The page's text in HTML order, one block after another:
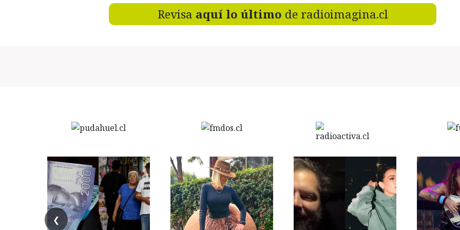
Revisa aquí lo último de radioimagina.cl
❮